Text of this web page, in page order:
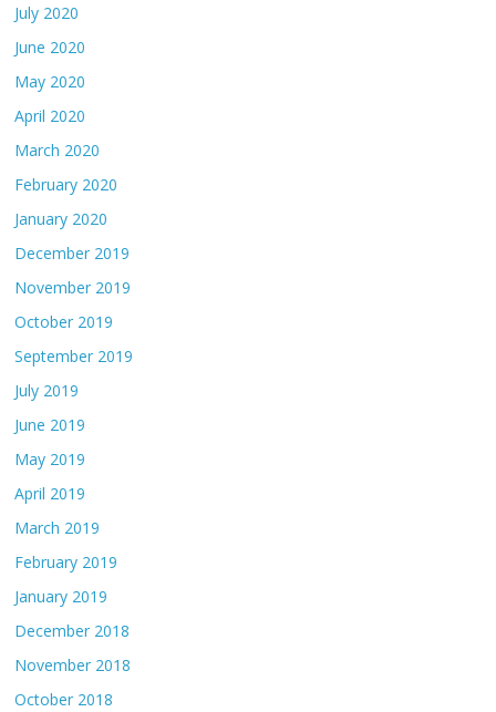
July 2020
June 2020
May 2020
April 2020
March 2020
February 2020
January 2020
December 2019
November 2019
October 2019
September 2019
July 2019
June 2019
May 2019
April 2019
March 2019
February 2019
January 2019
December 2018
November 2018
October 2018